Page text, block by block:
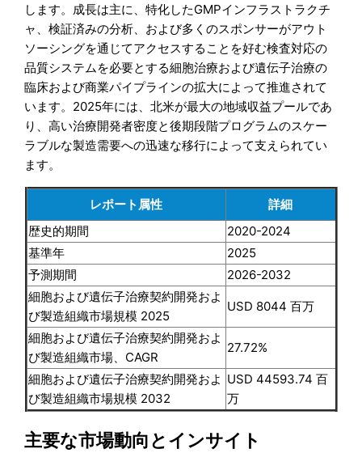
します。成長は主に、特化したGMPインフラストラクチ
ャ、検証済みの分析、および多くのスポンサーがアウト
ソーシングを通じてアクセスすることを好む検査対応の
品質システムを必要とする細胞治療および遺伝子治療の
臨床および商業パイプラインの拡大によって推進されて
います。2025年には、北米が最大の地域収益プールであ
り、高い治療開発者密度と後期段階プログラムのスケー
ラブルな製造需要への迅速な移行によって支えられてい
ます。
レポート属性
詳細
歴史的期間
2020-2024
基準年
2025
予測期間
2026-2032
細胞および遺伝子治療契約開発およ
び製造組織市場規模 2025
USD 8044 百万
細胞および遺伝子治療契約開発およ
び製造組織市場、CAGR
27.72%
細胞および遺伝子治療契約開発およ
び製造組織市場規模 2032
USD 44593.74 百
万
主要な市場動向とインサイト